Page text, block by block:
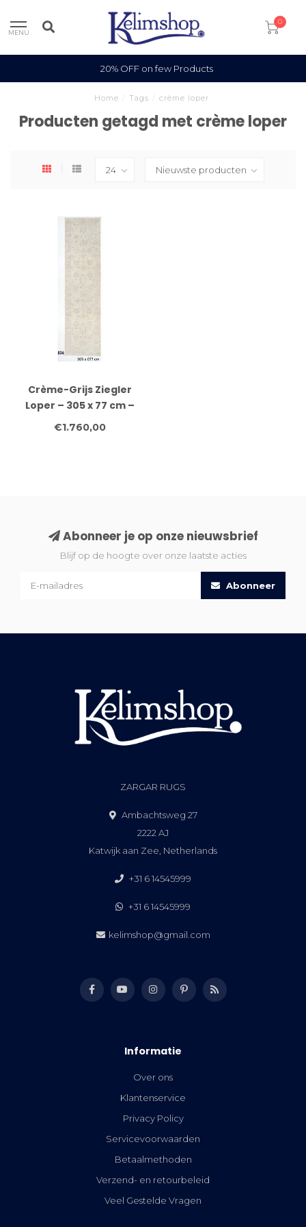
MENU
0
20% OFF on few Products
Home Tags crème loper
Producten getagd met crème loper
Crème-Grijs Ziegler
Loper – 305 x 77 cm –
Handgeknoopt Klassiek
€1.760,00
Abonneer je op onze nieuwsbrief
Blijf op de hoogte over onze laatste acties
Abonneer
ZARGAR RUGS
Ambachtsweg 27
2222 AJ
Katwijk aan Zee, Netherlands
+31 6 14545999
+31 6 14545999
kelimshop@gmail.com
Informatie
Over ons
Klantenservice
Privacy Policy
Servicevoorwaarden
Betaalmethoden
Verzend- en retourbeleid
Veel Gestelde Vragen